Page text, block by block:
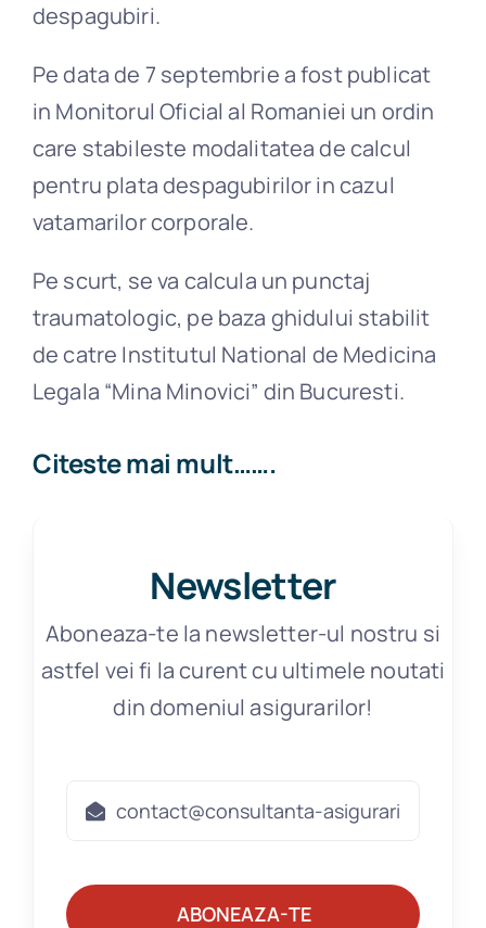
despagubiri.
Pe data de 7 septembrie a fost publicat
in Monitorul Oficial al Romaniei un ordin
care stabileste modalitatea de calcul
pentru plata despagubirilor in cazul
vatamarilor corporale.
Pe scurt, se va calcula un punctaj
traumatologic, pe baza ghidului stabilit
de catre Institutul National de Medicina
Legala “Mina Minovici” din Bucuresti.
Citeste mai mult…….
Newsletter
Aboneaza-te la newsletter-ul nostru si
astfel vei fi la curent cu ultimele noutati
din domeniul asigurarilor!
ABONEAZA-TE